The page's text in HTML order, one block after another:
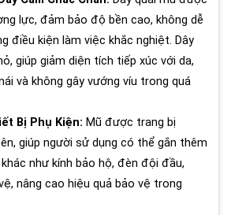
lực, đảm bảo độ bền cao, không dễ
điều kiện làm việc khắc nghiệt. Dây
giúp giảm diện tích tiếp xúc với da,
và không gây vướng víu trong quá
Bị Phụ Kiện: Mũ được trang bị
giúp người sử dụng có thể gắn thêm
như kính bảo hộ, đèn đội đầu,
nâng cao hiệu quả bảo vệ trong